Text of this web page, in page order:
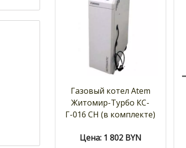
Газовый котел Atem
Житомир-Турбо КС-
Г-016 СН (в комплекте)
Цена: 1 802 BYN